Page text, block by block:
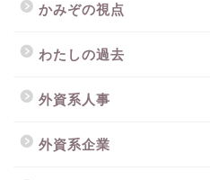
かみぞの視点
わたしの過去
外資系人事
外資系企業